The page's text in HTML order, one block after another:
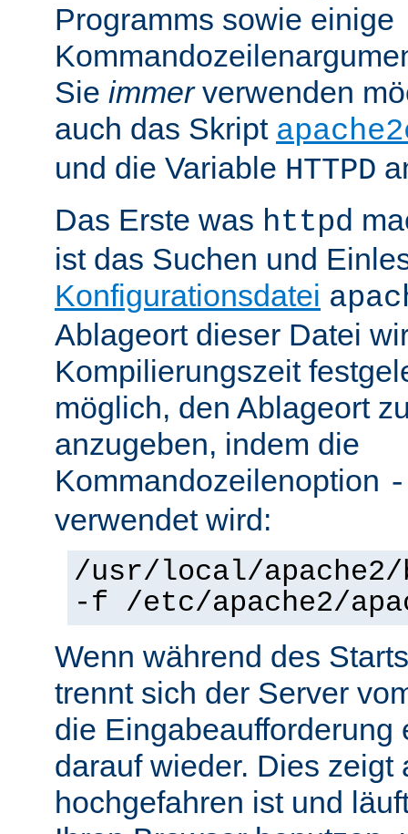
Programms sowie einige
Sie immerverwenden
auch das Skript
und die Variable HTTPD
Das Erste was httpd
ist das Suchen und
Konfigurationsdatei
Ablageort dieser Datei
Kompilierungszeit
möglich, den Ablageort
anzugeben, indem die
Kommandozeilenoption
verwendet wird:
/usr/local/
-f /etc/apache2/
Wenn während des
trennt sich der Server
die Eingabeaufforderung
darauf wieder. Dies zeigt
hochgefahren ist und